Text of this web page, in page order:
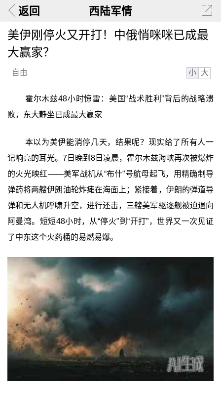
返回 西陆军情
美伊刚停火又开打！中俄悄咪咪已成最
大赢家？
自由 小 大
霍尔木兹48小时惊雷：美国“战术胜利”背后的战略溃
败，东大静坐已成最大赢家
本以为美伊能消停几天，结果呢？现实给了所有人一
记响亮的耳光。7日晚到8日凌晨，霍尔木兹海峡再次被爆炸
的火光映红——美军战机从“布什”号航母起飞，用精确制导
弹药将两艘伊朗油轮炸瘫在海面上；紧接着，伊朗的弹道导
弹和无人机呼啸升空，进行还击，三艘美军驱逐舰被迫退向
阿曼湾。短短48小时，从“停火”到“开打”，世界又一次见证
了中东这个火药桶的易燃易爆。